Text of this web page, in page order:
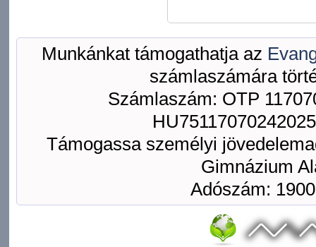
Munkánkat támogathatja az
számlaszámára
Számlaszám: OTP
Támogassa személyi
Gimnázium
Adószám: